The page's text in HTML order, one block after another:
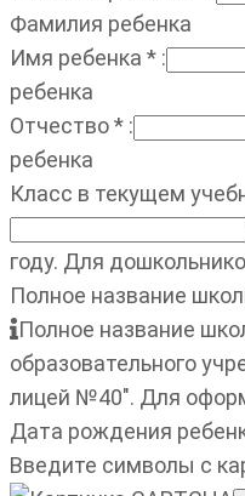
Фамилия ребенка
Имя ребенка * :
ребенка
Отчество* :
ребенка
Класс в текущем
году. Для
Полное название
Полное название
образовательного
лицей №40". Для
Дата рождения
Введите символы с